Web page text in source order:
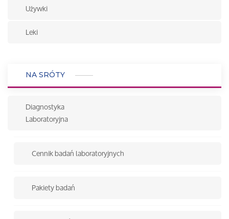
Używki
Leki
NA SRÓTY
Diagnostyka
Laboratoryjna
Cennik badań laboratoryjnych
Pakiety badań